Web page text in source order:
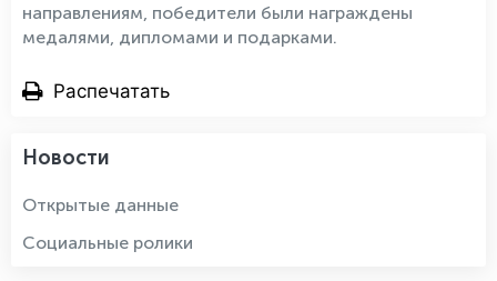
направлениям, победители были награждены
медалями, дипломами и подарками.
Распечатать
Новости
Открытые данные
Социальные ролики